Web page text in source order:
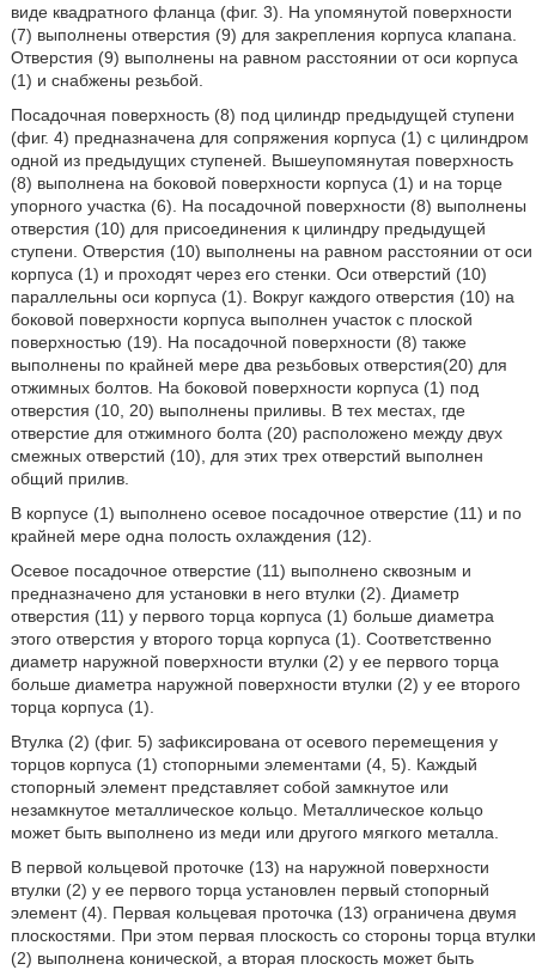
виде квадратного фланца (фиг. 3). На упомянутой поверхности
(7) выполнены отверстия (9) для закрепления корпуса клапана.
Отверстия (9) выполнены на равном расстоянии от оси корпуса
(1) и снабжены резьбой.
Посадочная поверхность (8) под цилиндр предыдущей ступени
(фиг. 4) предназначена для сопряжения корпуса (1) с цилиндром
одной из предыдущих ступеней. Вышеупомянутая поверхность
(8) выполнена на боковой поверхности корпуса (1) и на торце
упорного участка (6). На посадочной поверхности (8) выполнены
отверстия (10) для присоединения к цилиндру предыдущей
ступени. Отверстия (10) выполнены на равном расстоянии от оси
корпуса (1) и проходят через его стенки. Оси отверстий (10)
параллельны оси корпуса (1). Вокруг каждого отверстия (10) на
боковой поверхности корпуса выполнен участок с плоской
поверхностью (19). На посадочной поверхности (8) также
выполнены по крайней мере два резьбовых отверстия(20) для
отжимных болтов. На боковой поверхности корпуса (1) под
отверстия (10, 20) выполнены приливы. В тех местах, где
отверстие для отжимного болта (20) расположено между двух
смежных отверстий (10), для этих трех отверстий выполнен
общий прилив.
В корпусе (1) выполнено осевое посадочное отверстие (11) и по
крайней мере одна полость охлаждения (12).
Осевое посадочное отверстие (11) выполнено сквозным и
предназначено для установки в него втулки (2). Диаметр
отверстия (11) у первого торца корпуса (1) больше диаметра
этого отверстия у второго торца корпуса (1). Соответственно
диаметр наружной поверхности втулки (2) у ее первого торца
больше диаметра наружной поверхности втулки (2) у ее второго
торца корпуса (1).
Втулка (2) (фиг. 5) зафиксирована от осевого перемещения у
торцов корпуса (1) стопорными элементами (4, 5). Каждый
стопорный элемент представляет собой замкнутое или
незамкнутое металлическое кольцо. Металлическое кольцо
может быть выполнено из меди или другого мягкого металла.
В первой кольцевой проточке (13) на наружной поверхности
втулки (2) у ее первого торца установлен первый стопорный
элемент (4). Первая кольцевая проточка (13) ограничена двумя
плоскостями. При этом первая плоскость со стороны торца втулки
(2) выполнена конической, а вторая плоскость может быть